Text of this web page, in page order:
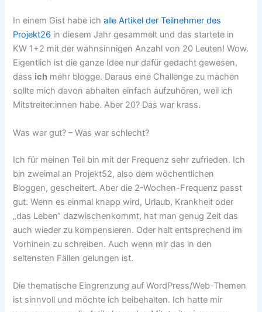
In einem Gist habe ichalle Artikel der Teilnehmer des
Projekt26 in diesem Jahr gesammelt und das startete in
KW 1+2 mit der wahnsinnigen Anzahl von 20 Leuten! Wow.
Eigentlich ist die ganze Idee nur dafür gedacht gewesen,
dass ich mehr blogge. Daraus eine Challenge zu machen
sollte mich davon abhalten einfach aufzuhören, weil ich
Mitstreiter:innen habe. Aber 20? Das war krass.
Was war gut? – Was war schlecht?
Ich für meinen Teil bin mit der Frequenz sehr zufrieden. Ich
bin zweimal an Projekt52, also dem wöchentlichen
Bloggen, gescheitert. Aber die 2-Wochen-Frequenz passt
gut. Wenn es einmal knapp wird, Urlaub, Krankheit oder
„das Leben“ dazwischenkommt, hat man genug Zeit das
auch wieder zu kompensieren. Oder halt entsprechend im
Vorhinein zu schreiben. Auch wenn mir das in den
seltensten Fällen gelungen ist.
Die thematische Eingrenzung auf WordPress/Web-Themen
ist sinnvoll und möchte ich beibehalten. Ich hatte mir